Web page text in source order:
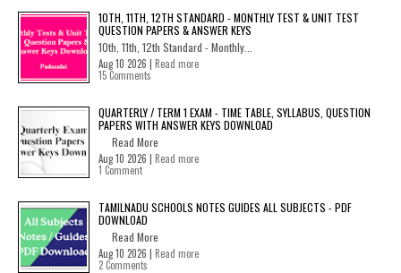
10TH, 11TH, 12TH STANDARD - MONTHLY TEST & UNIT TEST
QUESTION PAPERS & ANSWER KEYS
10th, 11th, 12th Standard - Monthly...
Aug 10 2026 | Read more
15 Comments
QUARTERLY / TERM 1 EXAM - TIME TABLE, SYLLABUS, QUESTION
PAPERS WITH ANSWER KEYS DOWNLOAD
Read More
Aug 10 2026 | Read more
1 Comment
TAMILNADU SCHOOLS NOTES GUIDES ALL SUBJECTS - PDF
DOWNLOAD
Read More
Aug 10 2026 | Read more
2 Comments